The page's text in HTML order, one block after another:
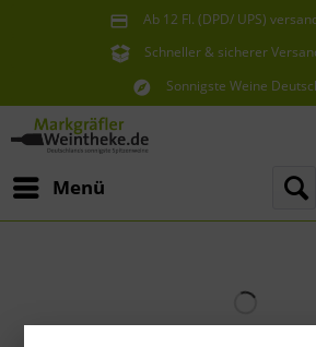
Ab 12 Fl. (DPD/ UPS)
innerhalb
Schneller & sicherer
Sie erreichen uns unter der Tel:
Sonnigste Weine
Menü